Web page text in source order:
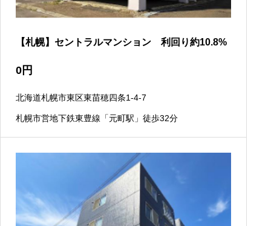
【札幌】セントラルマンション 利回り約10.8%
0 円
北海道札幌市東区東苗穂四条1-4-7
札幌市営地下鉄東豊線「元町駅」徒歩32分